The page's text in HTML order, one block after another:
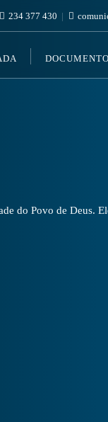
234 377 430
do Povo de Deus.